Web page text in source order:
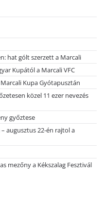
hat gólt szerzett a Marcali
Kupától a Marcali VFC
Kupa Gyótapusztán
közel 11 ezer nevezés
győztese
– augusztus 22-én rajtol a
mezőny a Kékszalag Fesztivál